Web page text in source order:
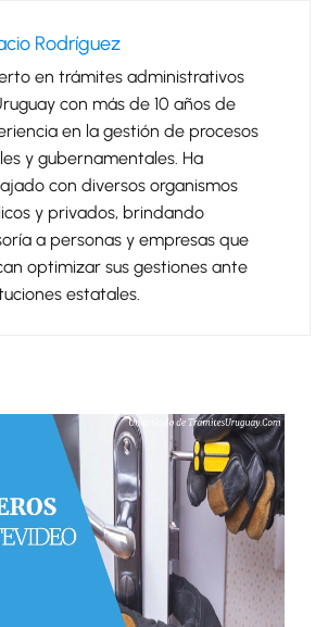
Rodríguez
en trámites administrativos
con más de 10 años de
en la gestión de procesos
y gubernamentales. Ha
con diversos organismos
y privados, brindando
a personas y empresas que
optimizar sus gestiones ante
estatales.